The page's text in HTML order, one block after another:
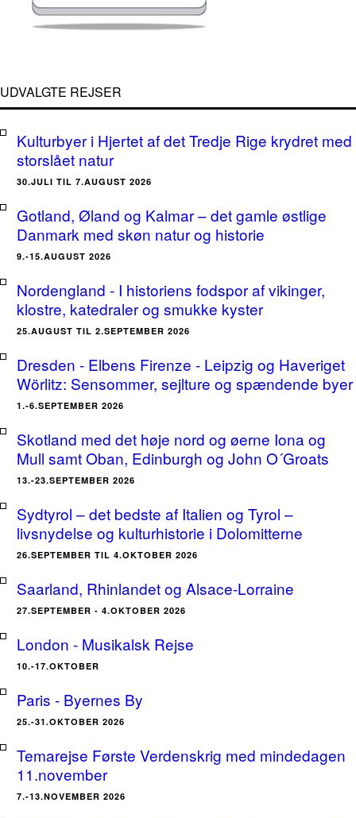
UDVALGTE REJSER
Kulturbyer i Hjertet af det Tredje Rige krydret med
storslået natur
30.JULI TIL 7.AUGUST 2026
Gotland, Øland og Kalmar – det gamle østlige
Danmark med skøn natur og historie
9.-15.AUGUST 2026
Nordengland - I historiens fodspor af vikinger,
klostre, katedraler og smukke kyster
25.AUGUST TIL 2.SEPTEMBER 2026
Dresden - Elbens Firenze - Leipzig og Haveriget
Wörlitz: Sensommer, sejlture og spændende byer
1.-6.SEPTEMBER 2026
Skotland med det høje nord og øerne Iona og
Mull samt Oban, Edinburgh og John O´Groats
13.-23.SEPTEMBER 2026
Sydtyrol – det bedste af Italien og Tyrol –
livsnydelse og kulturhistorie i Dolomitterne
26.SEPTEMBER TIL 4.OKTOBER 2026
Saarland, Rhinlandet og Alsace-Lorraine
27.SEPTEMBER - 4.OKTOBER 2026
London - Musikalsk Rejse
10.-17.OKTOBER
Paris - Byernes By
25.-31.OKTOBER 2026
Temarejse Første Verdenskrig med mindedagen
11.november
7.-13.NOVEMBER 2026